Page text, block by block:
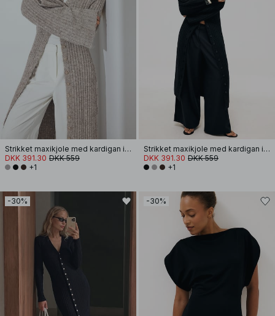
Strikket maxikjole med kardigan i uldblanding
DKK 391.30 DKK 559
+1
Strikket maxikjole med kardigan i uldblanding
DKK 391.30 DKK 559
+1
-30% -30%